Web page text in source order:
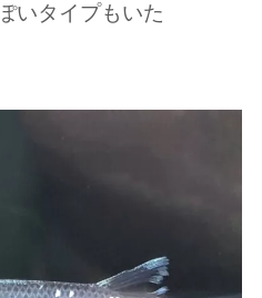
いタイプもいた